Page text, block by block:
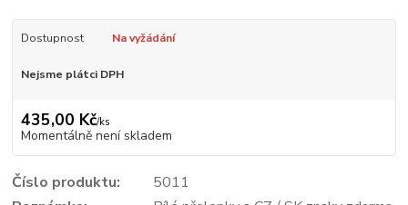
Dostupnost Na vyžádání
Nejsme plátci DPH
435,00 Kč/ks
Momentálně není skladem
Číslo produktu:
5011